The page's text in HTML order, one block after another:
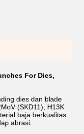
For Dies,
dies dan blade
(SKD11), H13K
baja berkualitas
abrasi.